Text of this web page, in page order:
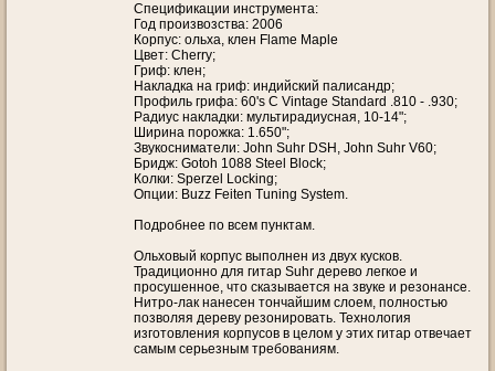
Спецификации инструмента:
Год произвозства: 2006
Корпус: ольха, клен Flame Maple
Цвет: Cherry;
Гриф: клен;
Накладка на гриф: индийский палисандр;
Профиль грифа: 60's C Vintage Standard .810 - .930;
Радиус накладки: мультирадиусная, 10-14";
Ширина порожка: 1.650";
Звукосниматели: John Suhr DSH, John Suhr V60;
Бридж: Gotoh 1088 Steel Block;
Колки: Sperzel Locking;
Опции: Buzz Feiten Tuning System.
Подробнее по всем пунктам.
Ольховый корпус выполнен из двух кусков.
Традиционно для гитар Suhr дерево легкое и
просушенное, что сказывается на звуке и резонансе.
Нитро-лак нанесен тончайшим слоем, полностью
позволяя дереву резонировать. Технология
изготовления корпусов в целом у этих гитар отвечает
самым серьезным требованиям.